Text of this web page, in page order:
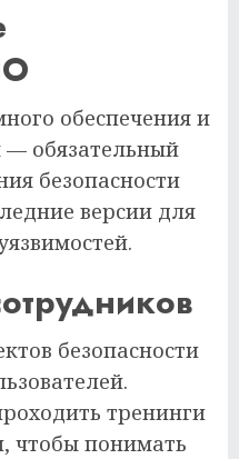
обеспечения и
— обязательный
безопасности
версии для
безопасности
тренинги
чтобы понимать